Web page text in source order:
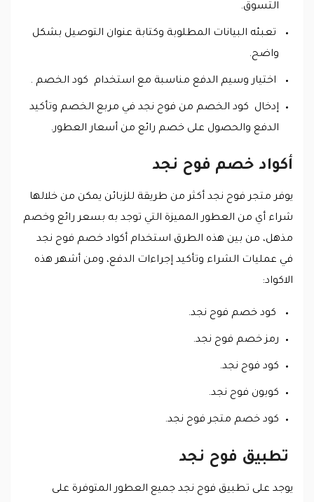
التسوق.
تعبئه البيانات المطلوبة وكتابة عنوان التوصيل بشكل
واضح.
اختيار وسيم الدفع مناسبة مع استخدام كود الخصم .
إدخال كود الخصم من فوح نجد في مربع الخصم وتأكيد
الدفع والحصول على خصم رائع من أسعار العطور.
أكواد خصم فوح نجد
يوفر متجر فوح نجد أكثر من طريقة للزبائن يمكن من خلالها
شراء أي من العطور المميزة التي توجد به بسعر رائع وخصم
مذهل، من بين هذه الطرق استخدام أكواد خصم فوح نجد
في عمليات الشراء وتأكيد إجراءات الدفع، ومن أشهر هذه
الاكواد:
كود خصم فوح نجد.
رمز خصم فوح نجد.
كود فوح نجد.
كوبون فوح نجد.
كود خصم متجر فوح نجد.
تطبيق فوح نجد
يوجد على تطبيق فوح نجد جميع العطور المتوفرة على